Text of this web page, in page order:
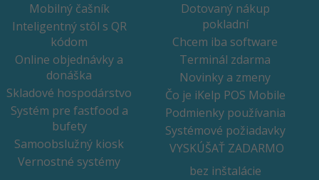
Mobilný čašník
Inteligentný stôl s QR
kódom
Online objednávky a
donáška
Skladové hospodárstvo
Systém pre fastfood a
bufety
Samoobslužný kiosk
Vernostné systémy
Dotovaný nákup
pokladní
Chcem iba software
Terminál zdarma
Novinky a zmeny
Čo je iKelp POS Mobile
Podmienky používania
Systémové požiadavky
VYSKÚŠAŤ ZADARMO
bez inštalácie